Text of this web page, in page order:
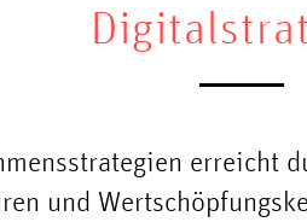
erreicht
und